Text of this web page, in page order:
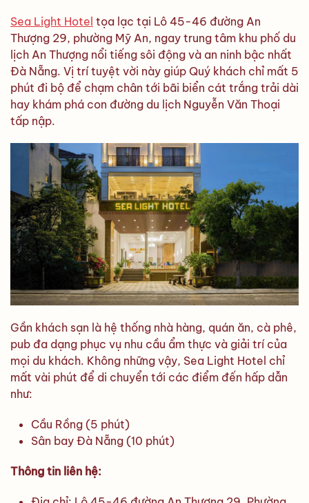
Sea Light Hotel tọa lạc tại Lô 45-46 đường An
Thượng 29, phường Mỹ An, ngay trung tâm khu phố du
lịch An Thượng nổi tiếng sôi động và an ninh bậc nhất
Đà Nẵng. Vị trí tuyệt vời này giúp Quý khách chỉ mất 5
phút đi bộ để chạm chân tới bãi biển cát trắng trải dài
hay khám phá con đường du lịch Nguyễn Văn Thoại
tấp nập.
Gần khách sạn là hệ thống nhà hàng, quán ăn, cà phê,
pub đa dạng phục vụ nhu cầu ẩm thực và giải trí của
mọi du khách. Không những vậy, Sea Light Hotel chỉ
mất vài phút để di chuyển tới các điểm đến hấp dẫn
như:
Cầu Rồng (5 phút)
Sân bay Đà Nẵng (10 phút)
Thông tin liên hệ: